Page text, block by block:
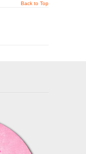
Back to Top